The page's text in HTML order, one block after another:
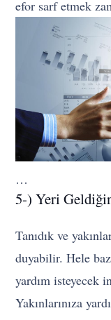
efor sarf etmek
…
5-) Yeri
Tanıdık ve
duyabilir. Hele
yardım isteyecek
Yakınlarınıza